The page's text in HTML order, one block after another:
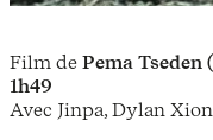
Film de Pema Tseden
1h49
Avec Jinpa, Dylan